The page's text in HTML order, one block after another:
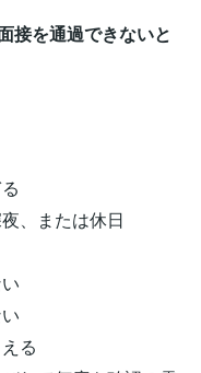
接を通過できないと
、または休日
る